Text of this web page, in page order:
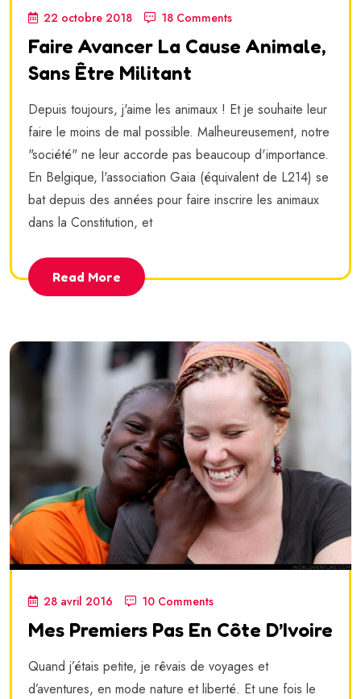
22 octobre 2018 18 Comments
Faire Avancer La Cause Animale,
Sans Être Militant
Depuis toujours, j'aime les animaux ! Et je souhaite leur
faire le moins de mal possible. Malheureusement, notre
"société" ne leur accorde pas beaucoup d'importance.
En Belgique, l'association Gaia (équivalent de L214) se
bat depuis des années pour faire inscrire les animaux
dans la Constitution, et
Read More
28 avril 2016 10 Comments
Mes Premiers Pas En Côte D’Ivoire
Quand j’étais petite, je rêvais de voyages et
d’aventures, en mode nature et liberté. Et une fois le